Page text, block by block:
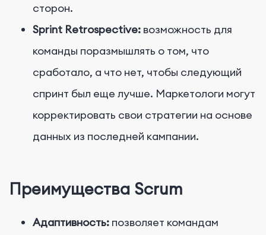
сторон.
Sprint Retrospective: возможность для
команды поразмышлять о том, что
сработало, а что нет, чтобы следующий
спринт был еще лучше. Маркетологи могут
корректировать свои стратегии на основе
данных из последней кампании.
Преимущества Scrum
Адаптивность: позволяет командам